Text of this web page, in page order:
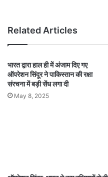
Related Articles
भारत द्वारा हाल ही में अंजाम दिए गए
ऑपरेशन सिंदूर ने पाकिस्तान की रक्षा
संरचना में बड़ी सेंध लगा दी
May 8, 2025